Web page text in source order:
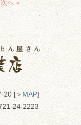
次へ »
20 [＞ MAP]
24-2223